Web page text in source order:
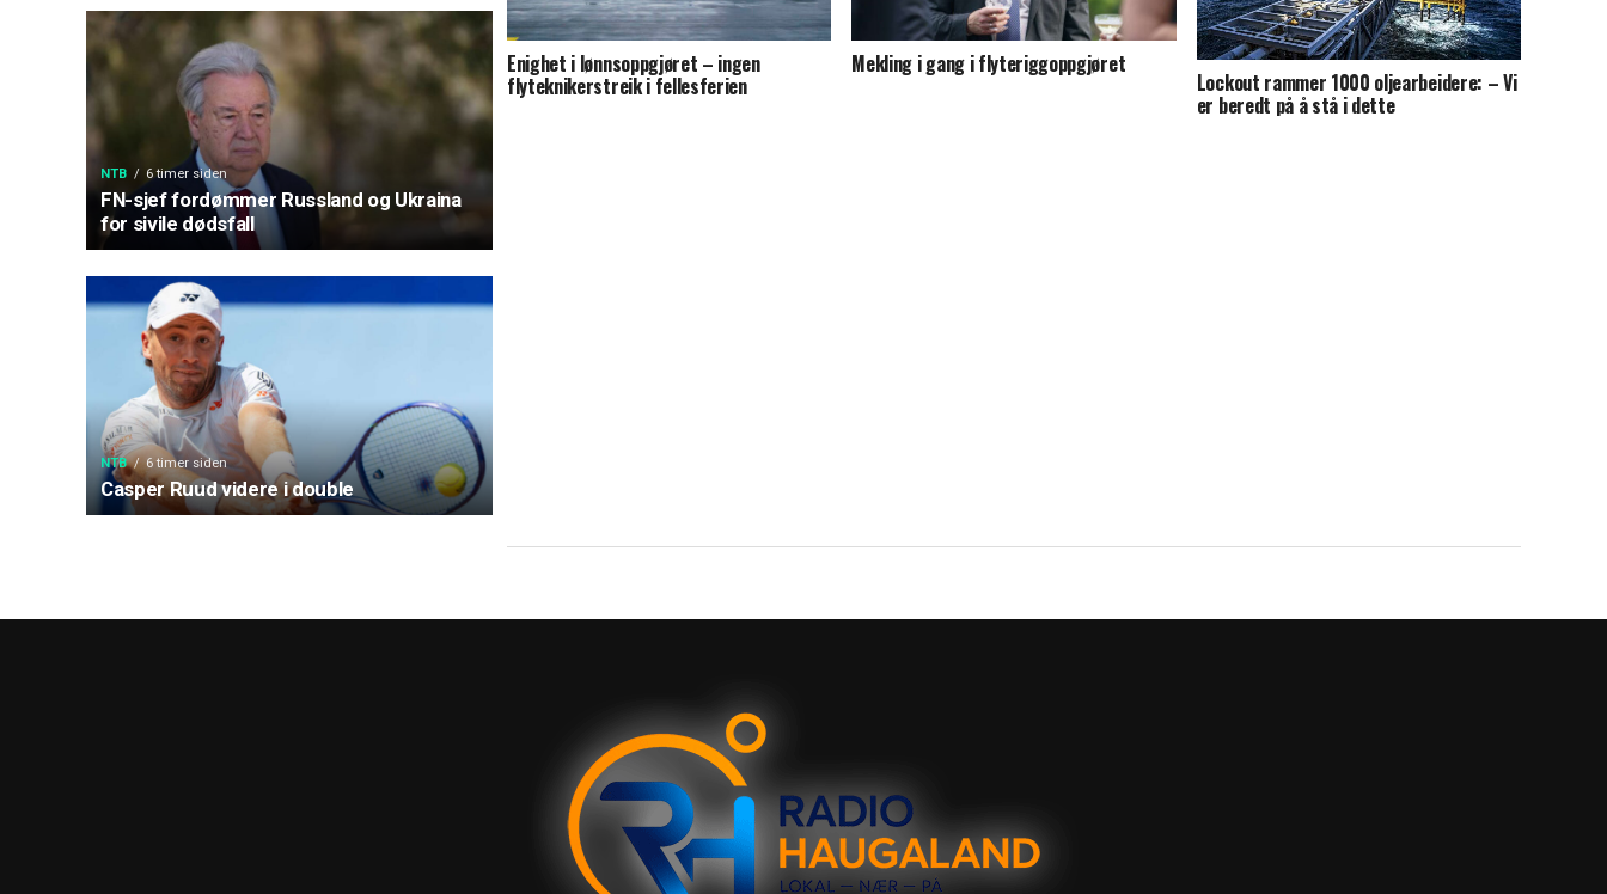
NTB 6 timer siden
FN-sjef fordømmer Russland og Ukraina
for sivile dødsfall
NTB 6 timer siden
Casper Ruud videre i double
Enighet i lønnsoppgjøret – ingen
flyteknikerstreik i fellesferien
Mekling i gang i flyteriggoppgjøret
Lockout rammer 1000 oljearbeidere: – Vi
er beredt på å stå i dette